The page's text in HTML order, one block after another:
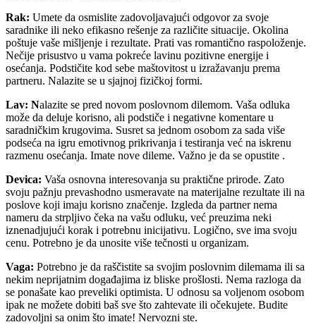
Rak: Umete da osmislite zadovoljavajući odgovor za svoje
saradnike ili neko efikasno rešenje za različite situacije. Okolina
poštuje vaše mišljenje i rezultate. Prati vas romantično raspoloženje.
Nečije prisustvo u vama pokreće lavinu pozitivne energije i
osećanja. Podstičite kod sebe maštovitost u izražavanju prema
partneru. Nalazite se u sjajnoj fizičkoj formi.
Lav: Nalazite se pred novom poslovnom dilemom. Vaša odluka
može da deluje korisno, ali podstiče i negativne komentare u
saradničkim krugovima. Susret sa jednom osobom za sada više
podseća na igru emotivnog prikrivanja i testiranja već na iskrenu
razmenu osećanja. Imate nove dileme. Važno je da se opustite .
Devica: Vaša osnovna interesovanja su praktične prirode. Zato
svoju pažnju prevashodno usmeravate na materijalne rezultate ili na
poslove koji imaju korisno značenje. Izgleda da partner nema
nameru da strpljivo čeka na vašu odluku, već preuzima neki
iznenadjujući korak i potrebnu inicijativu. Logično, sve ima svoju
cenu. Potrebno je da unosite više tečnosti u organizam.
Vaga: Potrebno je da raščistite sa svojim poslovnim dilemama ili sa
nekim neprijatnim događajima iz bliske prošlosti. Nema razloga da
se ponašate kao preveliki optimista. U odnosu sa voljenom osobom
ipak ne možete dobiti baš sve što zahtevate ili očekujete. Budite
zadovoljni sa onim što imate! Nervozni ste.